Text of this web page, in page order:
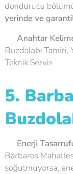
dondurucu
yerinde ve
Anahtar
Buzdolabı
Teknik Servis
5.
Enerji
Barbaros
soğutmuyorsa,